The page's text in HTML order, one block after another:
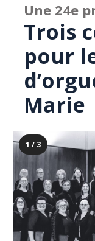
Une 24e
Trois
pour
Marie
1 / 3